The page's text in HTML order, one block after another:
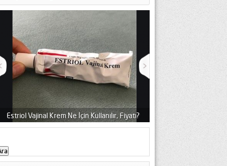
Estriol Vajinal Krem Ne İçin Kullanılır, Fiyatı? Yağlı Ciltler
Arama: